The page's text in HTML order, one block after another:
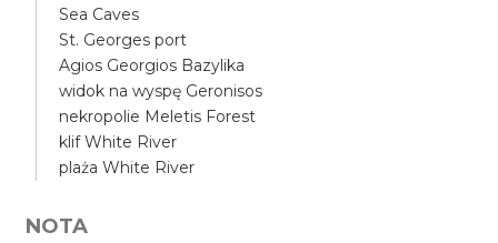
Sea Caves
St. Georges port
Agios Georgios Bazylika
widok na wyspę Geronisos
nekropolie Meletis Forest
klif White River
plaża White River
NOTA